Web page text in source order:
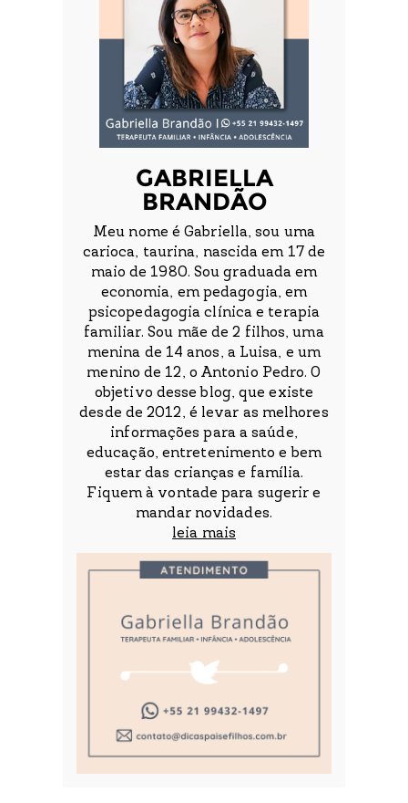
GABRIELLA
BRANDÃO
Meu nome é Gabriella, sou uma
carioca, taurina, nascida em 17 de
maio de 1980. Sou graduada em
economia, em pedagogia, em
psicopedagogia clínica e terapia
familiar. Sou mãe de 2 filhos, uma
menina de 14 anos, a Luisa, e um
menino de 12, o Antonio Pedro. O
objetivo desse blog, que existe
desde de 2012, é levar as melhores
informações para a saúde,
educação, entretenimento e bem
estar das crianças e família.
Fiquem à vontade para sugerir e
mandar novidades.
leia mais